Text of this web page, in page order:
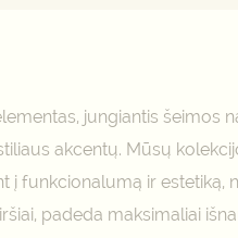
jungiantis šeimos
akcentų. Mūsų
į funkcionalumą ir
padeda maksimaliai